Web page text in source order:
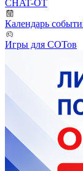
CHAT-OT
Календарь
Игры для СОТов